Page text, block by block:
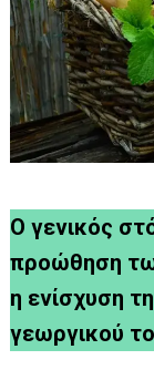
Ο γενικός
προώθηση
η ενίσχυση
γεωργικού